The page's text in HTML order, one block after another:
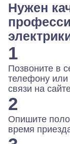
Нужен
1
Позвоните в
телефону или
связи на
2
Опишите
время